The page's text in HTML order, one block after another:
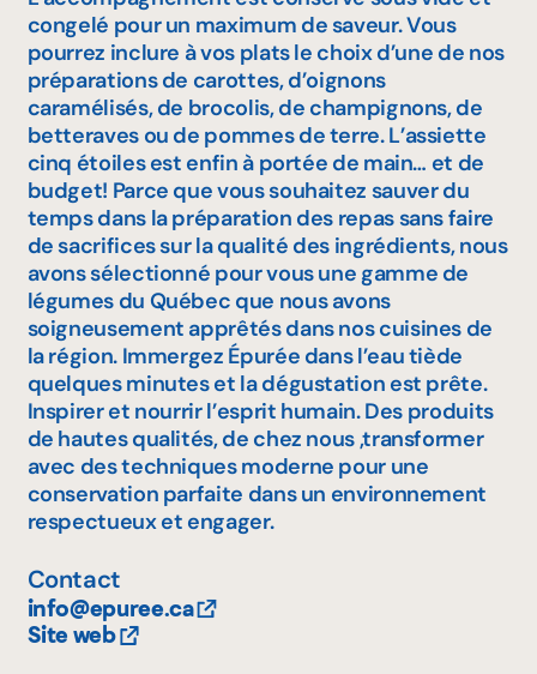
congelé pour un maximum de saveur. Vous
pourrez inclure à vos plats le choix d’une de nos
préparations de carottes, d’oignons
caramélisés, de brocolis, de champignons, de
betteraves ou de pommes de terre. L’assiette
cinq étoiles est enfin à portée de main… et de
budget! Parce que vous souhaitez sauver du
temps dans la préparation des repas sans faire
de sacrifices sur la qualité des ingrédients, nous
avons sélectionné pour vous une gamme de
légumes du Québec que nous avons
soigneusement apprêtés dans nos cuisines de
la région. Immergez Épurée dans l’eau tiède
quelques minutes et la dégustation est prête.
Inspirer et nourrir l’esprit humain. Des produits
de hautes qualités, de chez nous ,transformer
avec des techniques moderne pour une
conservation parfaite dans un environnement
respectueux et engager.
Contact
info@epuree.ca
Site web